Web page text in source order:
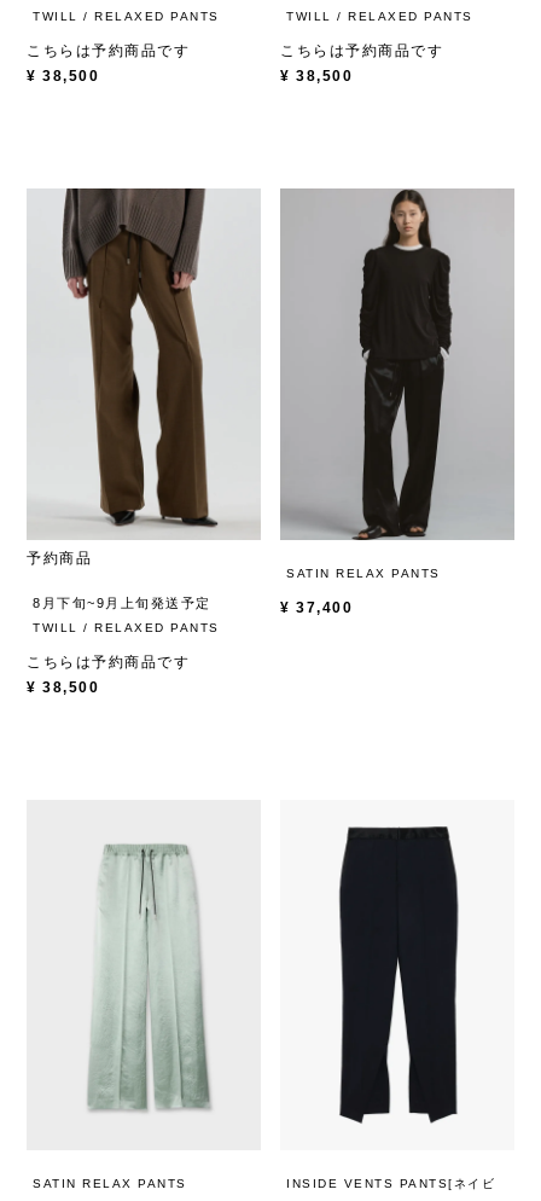
TWILL / RELAXED PANTS
こちらは予約商品です
¥ 38,500
TWILL / RELAXED PANTS
こちらは予約商品です
¥ 38,500
予約商品
8月下旬~9月上旬発送予定
TWILL / RELAXED PANTS
こちらは予約商品です
¥ 38,500
SATIN RELAX PANTS
¥ 37,400
SATIN RELAX PANTS
INSIDE VENTS PANTS[ネイビ